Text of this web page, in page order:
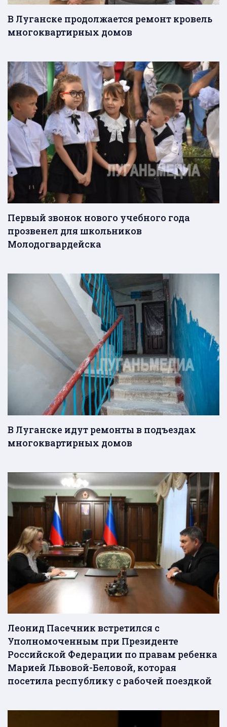
В Луганске продолжается ремонт кровель
многоквартирных домов
Первый звонок нового учебного года
прозвенел для школьников
Молодогвардейска
В Луганске идут ремонты в подъездах
многоквартирных домов
Леонид Пасечник встретился с
Уполномоченным при Президенте
Российской Федерации по правам ребенка
Марией Львовой-Беловой, которая
посетила республику с рабочей поездкой